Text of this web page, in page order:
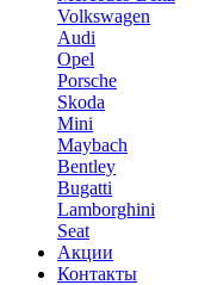
Volkswagen
Audi
Opel
Porsche
Skoda
Mini
Maybach
Bentley
Bugatti
Lamborghini
Seat
Акции
Контакты